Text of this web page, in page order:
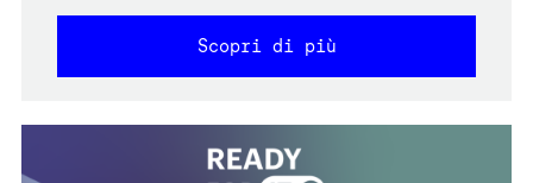
Scopri di più